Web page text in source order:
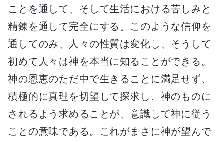
ことを通して、そして生活における苦しみと
精錬を通して完全にする。このような信仰を
通してのみ、人々の性質は変化し、そうして
初めて人々は神を本当に知ることができる。
神の恩恵のただ中で生きることに満足せず、
積極的に真理を切望して探求し、神のものに
されるよう求めることが、意識して神に従う
ことの意味である。これがまさに神が望んで